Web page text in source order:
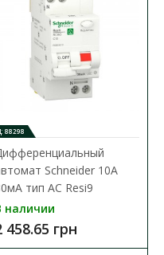
Schneider предназначено
88298
Schneider 10А
тип АC Resi9
наличии
458.65 грн